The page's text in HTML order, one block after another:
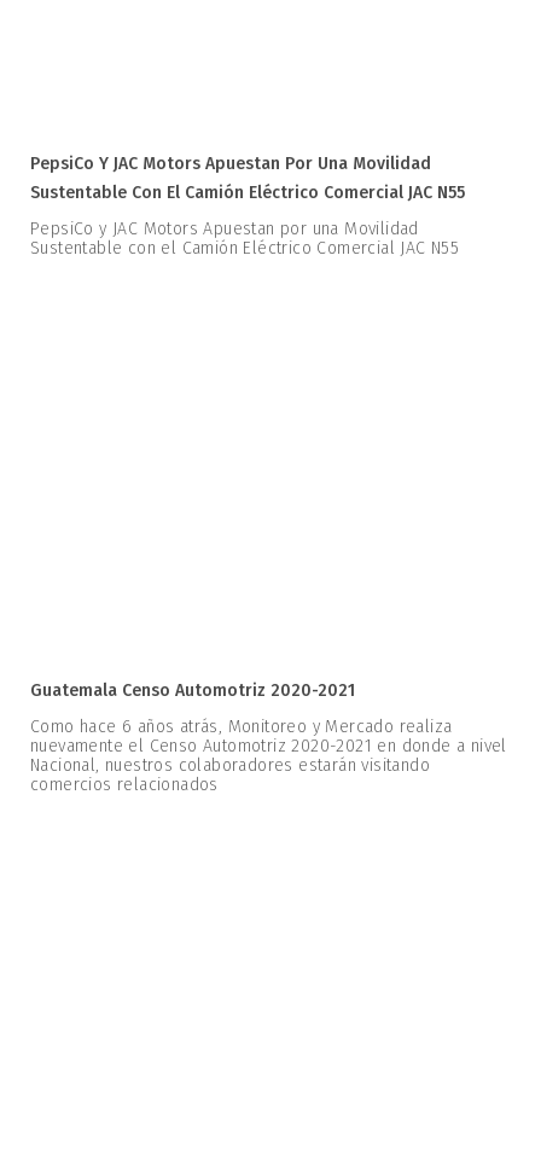
PepsiCo Y JAC Motors Apuestan Por Una Movilidad
Sustentable Con El Camión Eléctrico Comercial JAC N55
PepsiCo y JAC Motors Apuestan por una Movilidad
Sustentable con el Camión Eléctrico Comercial JAC N55
Guatemala Censo Automotriz 2020-2021
Como hace 6 años atrás, Monitoreo y Mercado realiza
nuevamente el Censo Automotriz 2020-2021 en donde a nivel
Nacional, nuestros colaboradores estarán visitando
comercios relacionados